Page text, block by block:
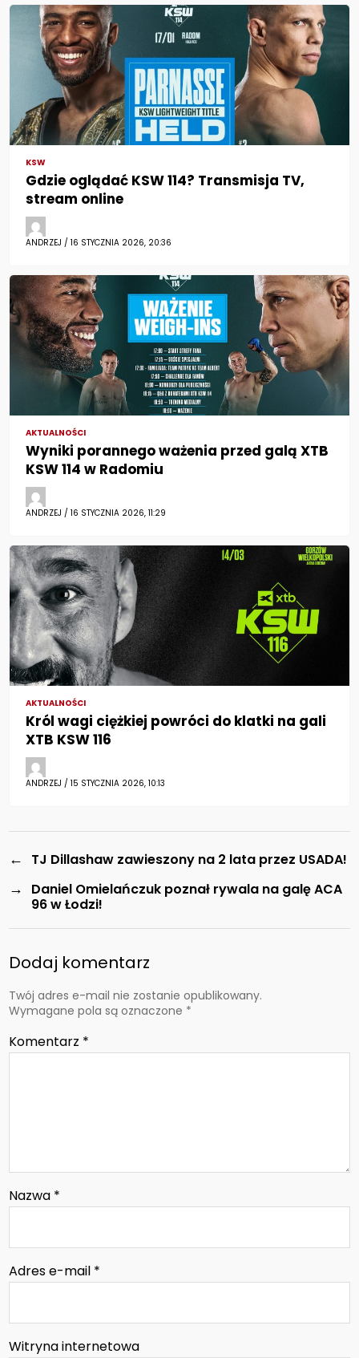
KSW
Gdzie oglądać KSW 114? Transmisja TV,
stream online
ANDRZEJ / 16 STYCZNIA 2026, 20:36
AKTUALNOŚCI
Wyniki porannego ważenia przed galą XTB
KSW 114 w Radomiu
ANDRZEJ / 16 STYCZNIA 2026, 11:29
AKTUALNOŚCI
Król wagi ciężkiej powróci do klatki na gali
XTB KSW 116
ANDRZEJ / 15 STYCZNIA 2026, 10:13
← TJ Dillashaw zawieszony na 2 lata przez USADA!
→
Daniel Omielańczuk poznał rywala na galę ACA
96 w Łodzi!
Dodaj komentarz
Twój adres e-mail nie zostanie opublikowany.
Wymagane pola są oznaczone *
Komentarz *
Nazwa *
Adres e-mail *
Witryna internetowa